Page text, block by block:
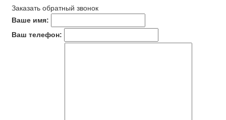
Заказать обратный звонок
Ваше имя:
Ваш телефон: